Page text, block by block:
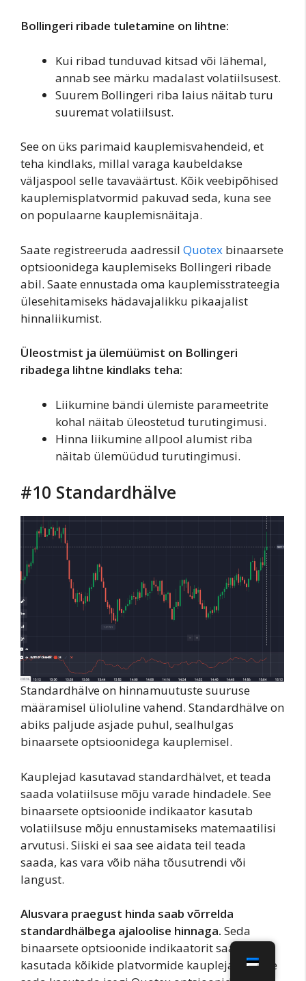
Bollingeri ribade tuletamine on lihtne:
Kui ribad tunduvad kitsad või lähemal,
annab see märku madalast volatiilsusest.
Suurem Bollingeri riba laius näitab turu
suuremat volatiilsust.
See on üks parimaid kauplemisvahendeid, et
teha kindlaks, millal varaga kaubeldakse
väljaspool selle tavaväärtust. Kõik veebipõhised
kauplemisplatvormid pakuvad seda, kuna see
on populaarne kauplemisnäitaja.
Saate registreeruda aadressil Quotex binaarsete
optsioonidega kauplemiseks Bollingeri ribade
abil. Saate ennustada oma kauplemisstrateegia
ülesehitamiseks hädavajalikku pikaajalist
hinnaliikumist.
Üleostmist ja ülemüümist on Bollingeri
ribadega lihtne kindlaks teha:
Liikumine bändi ülemiste parameetrite
kohal näitab üleostetud turutingimusi.
Hinna liikumine allpool alumist riba
näitab ülemüüdud turutingimusi.
#10 Standardhälve
Standardhälve on hinnamuutuste suuruse
määramisel ülioluline vahend. Standardhälve on
abiks paljude asjade puhul, sealhulgas
binaarsete optsioonidega kauplemisel.
Kauplejad kasutavad standardhälvet, et teada
saada volatiilsuse mõju varade hindadele. See
binaarsete optsioonide indikaator kasutab
volatiilsuse mõju ennustamiseks matemaatilisi
arvutusi. Siiski ei saa see aidata teil teada
saada, kas vara võib näha tõusutrendi või
langust.
Alusvara praegust hinda saab võrrelda
standardhälbega ajaloolise hinnaga. Seda
binaarsete optsioonide indikaatorit saavad
kasutada kõikide platvormide kauplejad. Saate